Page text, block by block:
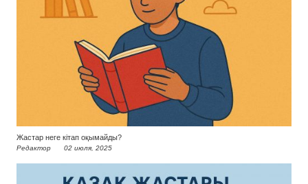
Жастар неге кітап оқымайды?
Редактор 02 июля, 2025